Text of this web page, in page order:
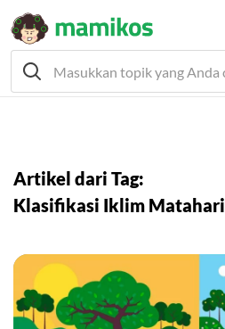
Artikel dari Tag:
Klasifikasi Iklim Matahari